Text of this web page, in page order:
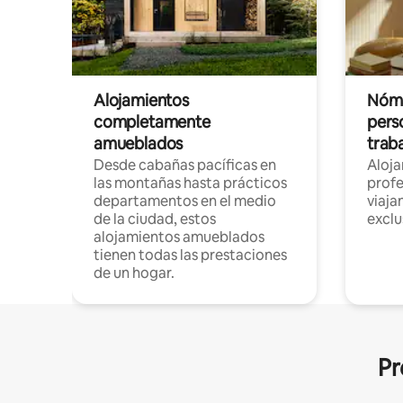
Alojamientos
completamente
amueblados
Desde cabañas pacíficas en
las montañas hasta prácticos
departamentos en el medio
de la ciudad, estos
alojamientos amueblados
tienen todas las prestaciones
de un hogar.